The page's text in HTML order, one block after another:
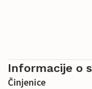
Informacije o
Činjenice